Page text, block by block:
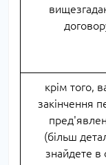
крім того,
закінчення
(більш
знайдете в